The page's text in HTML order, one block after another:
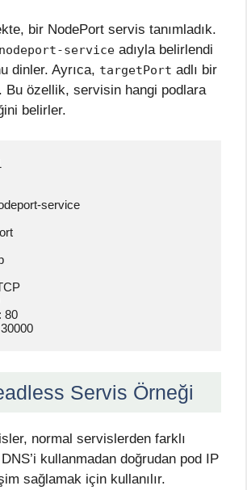
bir NodePort servis tanımladık.
service adıyla belirlendi
dinler. Ayrıca, targetPort adlı bir
Bu özellik, servisin hangi podlara
belirler.
30000
Servis Örneği
normal servislerden farklı
kullanmadan doğrudan pod IP
sağlamak için kullanılır.